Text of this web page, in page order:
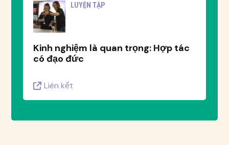
LUYỆN TẬP
Kinh nghiệm là quan trọng: Hợp tác
có đạo đức
Liên kết